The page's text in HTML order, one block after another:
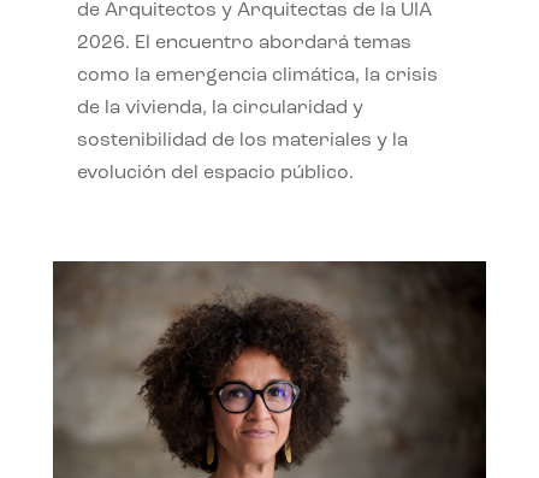
de Arquitectos y Arquitectas de la UIA
2026. El encuentro abordará temas
como la emergencia climática, la crisis
de la vivienda, la circularidad y
sostenibilidad de los materiales y la
evolución del espacio público.